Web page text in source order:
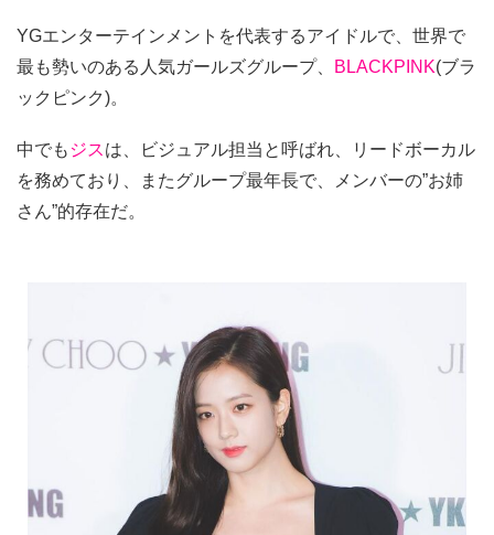
YGエンターテインメントを代表するアイドルで、世界で
最も勢いのある人気ガールズグループ、
BLACKPINK(ブラ
ックピンク)。
中でも ジスは、ビジュアル担当と呼ばれ、リードボーカル
を務めており、またグループ最年長で、メンバーの”お姉
さん”的存在だ。